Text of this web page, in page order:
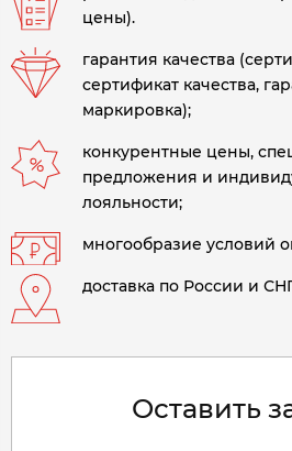
цены).
гарантия качества
сертификат качества,
маркировка);
конкурентные цены,
предложения и
лояльности;
многообразие условий
доставка по России и
Оставить